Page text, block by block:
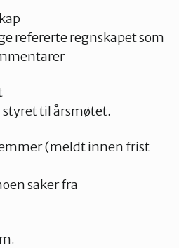
refererte regnskapet som
styret til årsmøtet.
(meldt innen frist
saker fra